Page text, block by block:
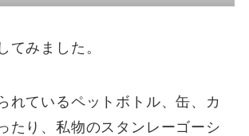
てみました。
れているペットボトル、缶、カ
たり、私物のスタンレーゴーシ